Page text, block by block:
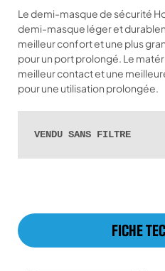
Le demi-masque de sécurité
demi-masque léger et
meilleur confort et une plus
pour un port prolongé. Le
meilleur contact et une
pour une utilisation prolongée.
VENDU SANS FILTRE
FICHE